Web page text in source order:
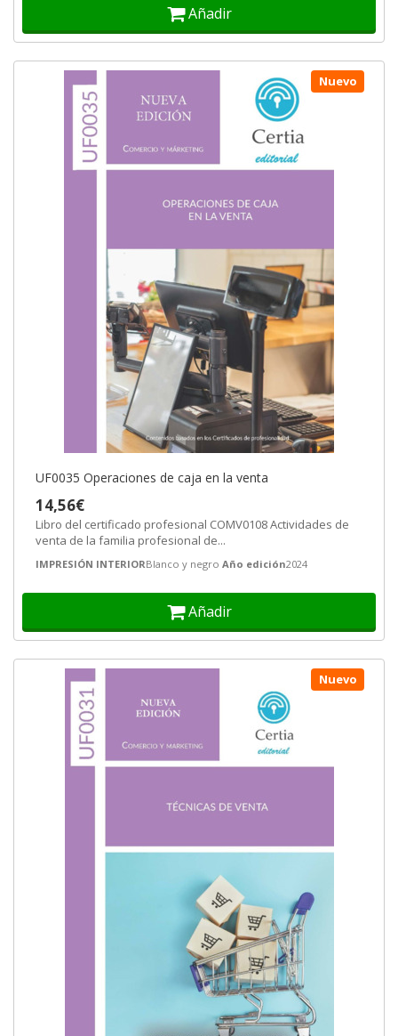
Añadir
UF0035 Operaciones de caja en la venta
Nuevo
14,56€
Libro del certificado profesional COMV0108 Actividades de
venta de la familia profesional de...
IMPRESIÓN INTERIORBlanco y negro Año edición2024
Añadir
Nuevo